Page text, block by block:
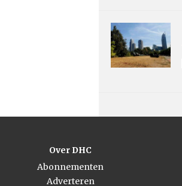
Over DHC
Abonnementen
Adverteren